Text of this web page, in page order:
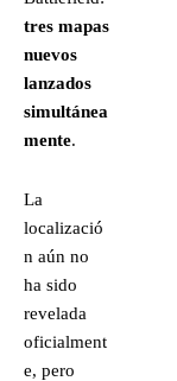
tres mapas
nuevos
lanzados
simultánea
mente.
La
localizació
n aún no
ha sido
revelada
oficialment
e, pero